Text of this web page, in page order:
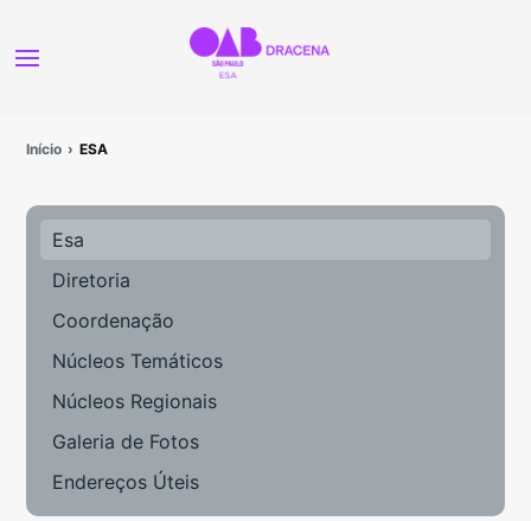
Início ESA
Esa
Diretoria
Coordenação
Núcleos Temáticos
Núcleos Regionais
Galeria de Fotos
Endereços Úteis